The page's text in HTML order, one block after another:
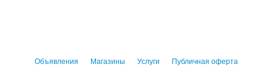
Объявления Магазины Услуги Публичная оферта